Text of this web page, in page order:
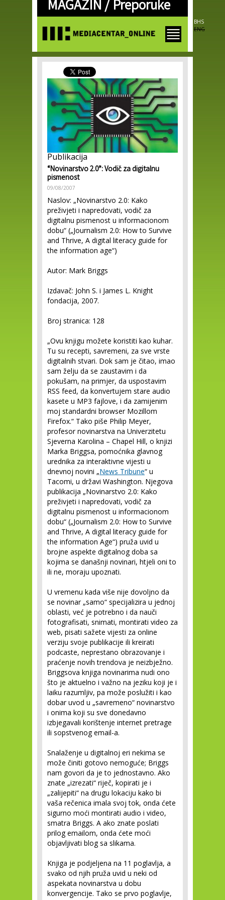
Skip to
main
MAGAZIN /Preporuke
BHS
ENG
Publikacija
“Novinarstvo 2.0”: Vodič za digitalnu
pismenost
09/08/2007
Naslov: „Novinarstvo 2.0: Kako
preživjeti i napredovati, vodič za
digitalnu pismenost u informacionom
dobu“ („Journalism 2.0: How to Survive
and Thrive, A digital literacy guide for
the information age“)
Autor: Mark Briggs
Izdavač: John S. i James L. Knight
fondacija, 2007.
Broj stranica: 128
„Ovu knjigu možete koristiti kao kuhar.
Tu su recepti, savremeni, za sve vrste
digitalnih stvari. Dok sam je čitao, imao
sam želju da se zaustavim i da
pokušam, na primjer, da uspostavim
RSS feed, da konvertujem stare audio
kasete u MP3 fajlove, i da zamijenim
moj standardni browser Mozillom
Firefox.“ Tako piše Philip Meyer,
profesor novinarstva na Univerzitetu
Sjeverna Karolina – Chapel Hill, o knjizi
Marka Briggsa, pomoćnika glavnog
urednika za interaktivne vijesti u
dnevnoj novini „News Tribune“ u
Tacomi, u državi Washington. Njegova
publikacija „Novinarstvo 2.0: Kako
preživjeti i napredovati, vodič za
digitalnu pismenost u informacionom
dobu“ („Journalism 2.0: How to Survive
and Thrive, A digital literacy guide for
the information Age“) pruža uvid u
brojne aspekte digitalnog doba sa
kojima se današnji novinari, htjeli oni to
ili ne, moraju upoznati.
U vremenu kada više nije dovoljno da
se novinar „samo“ specijalizira u jednoj
oblasti, već je potrebno i da nauči
fotografisati, snimati, montirati video za
web, pisati sažete vijesti za online
verziju svoje publikacije ili kreirati
podcaste, neprestano obrazovanje i
praćenje novih trendova je neizbježno.
Briggsova knjiga novinarima nudi ono
što je aktuelno i važno na jeziku koji je i
laiku razumljiv, pa može poslužiti i kao
dobar uvod u „savremeno“ novinarstvo
i onima koji su sve donedavno
izbjegavali korištenje internet pretrage
ili sopstvenog email-a.
Snalaženje u digitalnoj eri nekima se
može činiti gotovo nemoguće; Briggs
nam govori da je to jednostavno. Ako
znate „izrezati“ riječ, kopirati je i
„zalijepiti“ na drugu lokaciju kako bi
vaša rečenica imala svoj tok, onda ćete
sigurno moći montirati audio i video,
smatra Briggs. A ako znate poslati
prilog emailom, onda ćete moći
objavljivati blog sa slikama.
Knjiga je podjeljena na 11 poglavlja, a
svako od njih pruža uvid u neki od
aspekata novinarstva u dobu
konvergencije. Tako se prvo poglavlje,